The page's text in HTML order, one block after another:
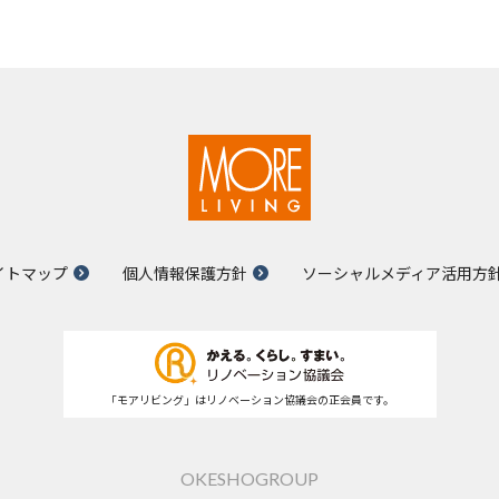
トマップ 個人情報保護方針 ソーシャルメディア活用方
「モアリビング」はリノベーション協議会の正会員です。
OKESHOGROUP